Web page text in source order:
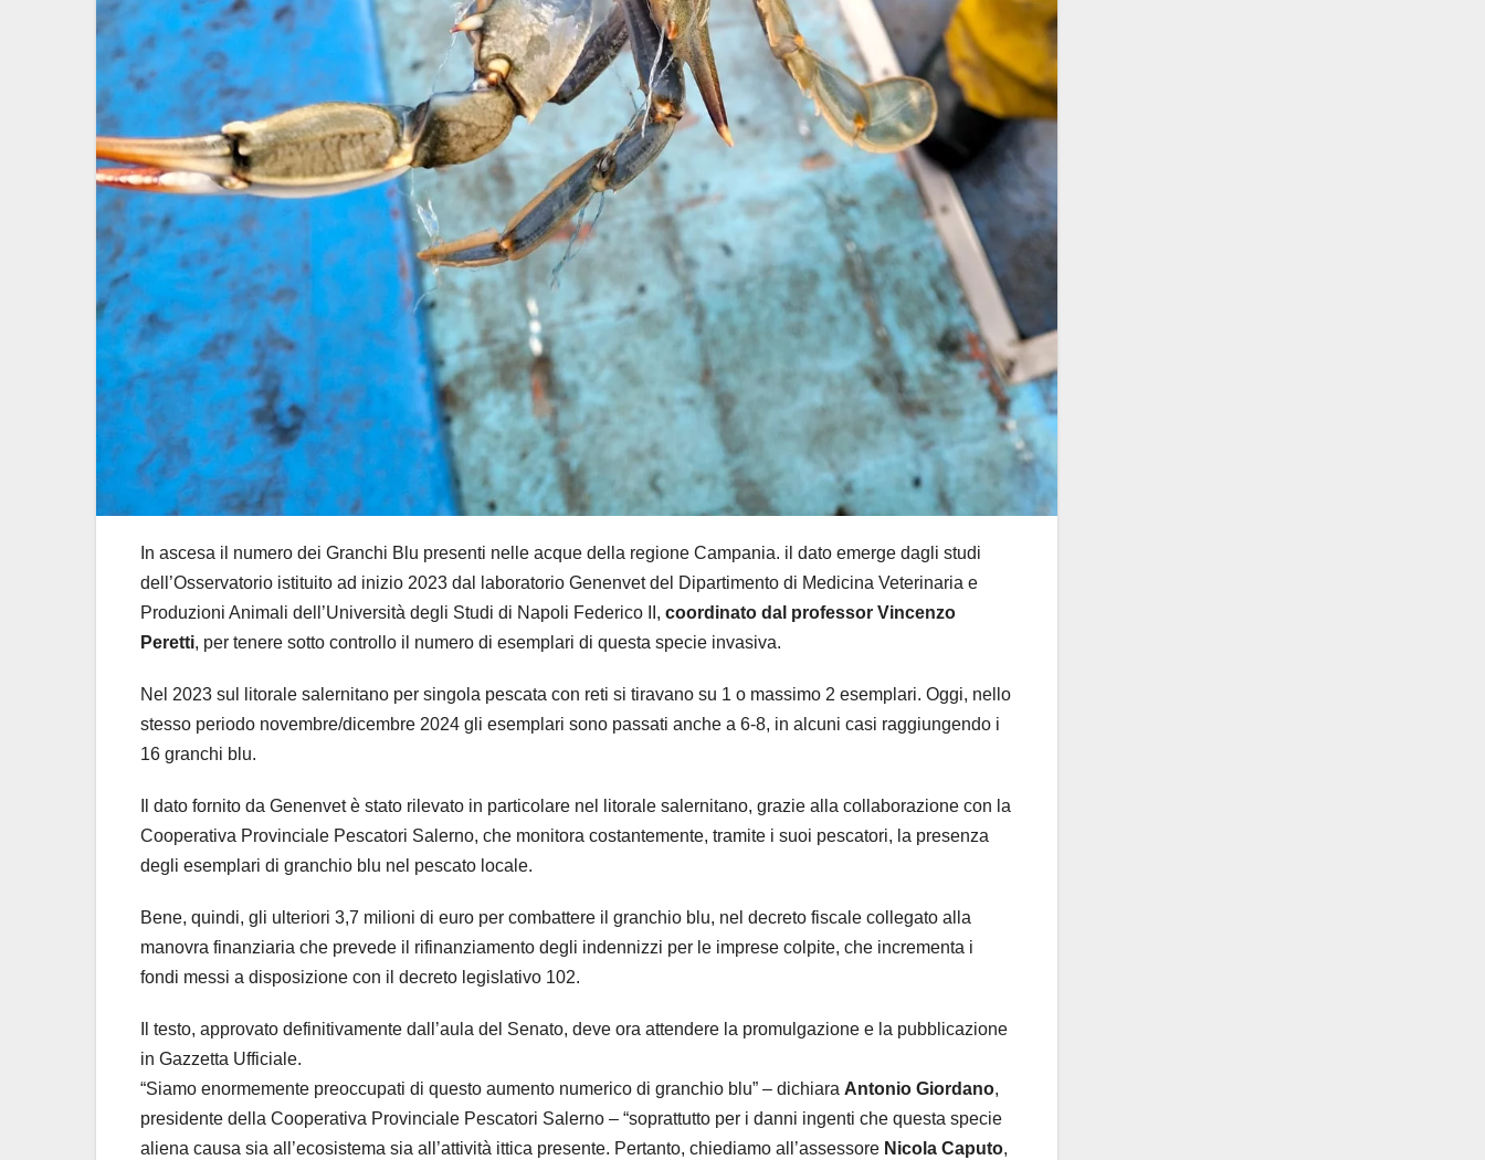
In ascesa il numero dei Granchi Blu presenti nelle acque della regione Campania. il dato emerge dagli studi
dell’Osservatorio istituito ad inizio 2023 dal laboratorio Genenvet del Dipartimento di Medicina Veterinaria e
Produzioni Animali dell’Università degli Studi di Napoli Federico II, coordinato dal professor Vincenzo
Peretti, per tenere sotto controllo il numero di esemplari di questa specie invasiva.
Nel 2023 sul litorale salernitano per singola pescata con reti si tiravano su 1 o massimo 2 esemplari. Oggi, nello
stesso periodo novembre/dicembre 2024 gli esemplari sono passati anche a 6-8, in alcuni casi raggiungendo i
16 granchi blu.
Il dato fornito da Genenvet è stato rilevato in particolare nel litorale salernitano, grazie alla collaborazione con la
Cooperativa Provinciale Pescatori Salerno, che monitora costantemente, tramite i suoi pescatori, la presenza
degli esemplari di granchio blu nel pescato locale.
Bene, quindi, gli ulteriori 3,7 milioni di euro per combattere il granchio blu, nel decreto fiscale collegato alla
manovra finanziaria che prevede il rifinanziamento degli indennizzi per le imprese colpite, che incrementa i
fondi messi a disposizione con il decreto legislativo 102.
Il testo, approvato definitivamente dall’aula del Senato, deve ora attendere la promulgazione e la pubblicazione
in Gazzetta Ufficiale.
“Siamo enormemente preoccupati di questo aumento numerico di granchio blu” – dichiara Antonio Giordano,
presidente della Cooperativa Provinciale Pescatori Salerno – “soprattutto per i danni ingenti che questa specie
aliena causa sia all’ecosistema sia all’attività ittica presente. Pertanto, chiediamo all’assessore Nicola Caputo,